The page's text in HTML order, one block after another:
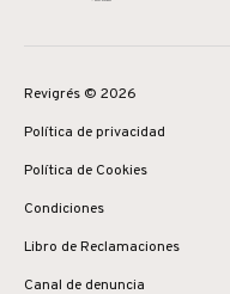
Revigrés © 2026
Política de privacidad
Política de Cookies
Condiciones
Libro de Reclamaciones
Canal de denuncia